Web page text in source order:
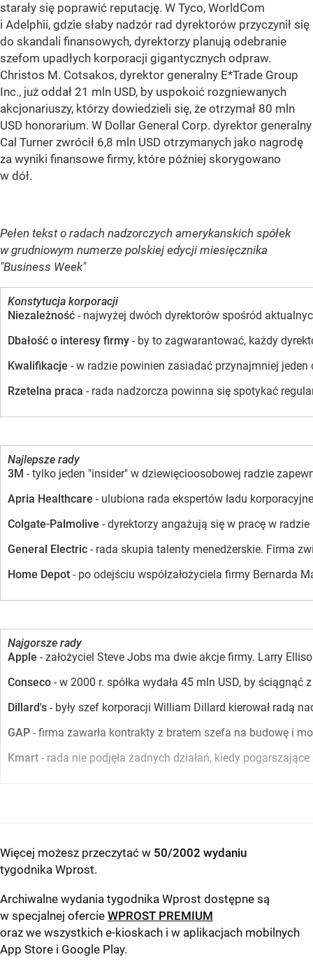
starały się poprawić reputację. W Tyco, WorldCom
i Adelphii, gdzie słaby nadzór rad dyrektorów przyczynił się
do skandali finansowych, dyrektorzy planują odebranie
szefom upadłych korporacji gigantycznych odpraw.
Christos M. Cotsakos, dyrektor generalny E*Trade Group
Inc., już oddał 21 mln USD, by uspokoić rozgniewanych
akcjonariuszy, którzy dowiedzieli się, że otrzymał 80 mln
USD honorarium. W Dollar General Corp. dyrektor generalny
Cal Turner zwrócił 6,8 mln USD otrzymanych jako nagrodę
za wyniki finansowe firmy, które później skorygowano
w dół.
Pełen tekst o radach nadzorczych amerykanskich spółek
w grudniowym numerze polskiej edycji miesięcznika
"Business Week"
Konstytucja korporacji
Niezależność - najwyżej dwóch dyrektorów spośród
Dbałość o interesy firmy - by to zagwarantować, każdy
Kwalifikacje - w radzie powinien zasiadać przynajmniej
Rzetelna praca - rada nadzorcza powinna się spotykać
Najlepsze rady
3M - tylko jeden "insider" w dziewięcioosobowej radzie
Apria Healthcare - ulubiona rada ekspertów ładu
Colgate-Palmolive - dyrektorzy angażują się w pracę w
General Electric - rada skupia talenty menedżerskie. Firma
Home Depot - po odejściu współzałożyciela firmy Bernarda
Najgorsze rady
Apple - założyciel Steve Jobs ma dwie akcje firmy. Larry
Conseco - w 2000 r. spółka wydała 45 mln USD, by
Dillard's - były szef korporacji William Dillard kierował radą
GAP - firma zawarła kontrakty z bratem szefa na budowę i
Kmart - rada nie podjęła żadnych działań, kiedy
Więcej możesz przeczytać w 50/2002 wydaniu
tygodnika Wprost.
Archiwalne wydania tygodnika Wprost dostępne są
w specjalnej ofercie WPROST PREMIUM
oraz we wszystkich e-kioskach i w aplikacjach mobilnych
App Store i Google Play.